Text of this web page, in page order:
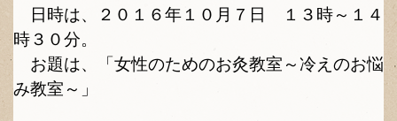
n
日時は、
２０１６年１０月７日
１３時～１４
時３０分。
お題は、「女性のためのお灸教室～冷えのお悩
み教室～」